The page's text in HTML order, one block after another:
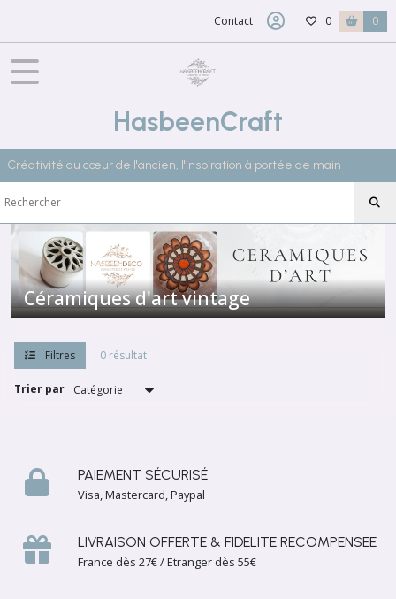
Contact 0 0
HasbeenCraft
Créativité au cœur de l'ancien, l'inspiration à portée de main
Céramiques d'art vintage
Filtres 0 résultat
Trier par
PAIEMENT SÉCURISÉ
Visa, Mastercard, Paypal
LIVRAISON OFFERTE & FIDELITE RECOMPENSEE
France dès 27€ / Etranger dès 55€
FILTRES
Afficher
les
résultats